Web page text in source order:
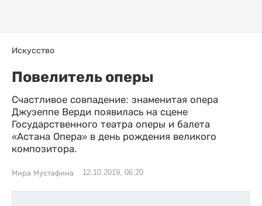
Искусство
Повелитель оперы
Счастливое совпадение: знаменитая опера
Джузеппе Верди появилась на сцене
Государственного театра оперы и балета
«Астана Опера» в день рождения великого
композитора.
Мира Мустафина 12.10.2019, 06:20